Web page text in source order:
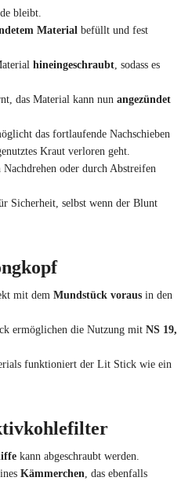
bleibt.
Material befüllt und fest
hineingeschraubt , sodass es
das Material kann nun angezündet
das fortlaufende Nachschieben
Kraut verloren geht.
oder durch Abstreifen
Sicherheit, selbst wenn der Blunt
mit dem Mundstück voraus in den
ermöglichen die Nutzung mit NS 19,
funktioniert der Lit Stick wie ein
kann abgeschraubt werden.
Kämmerchen , das ebenfalls